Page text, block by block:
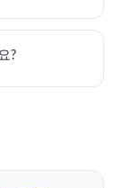
?